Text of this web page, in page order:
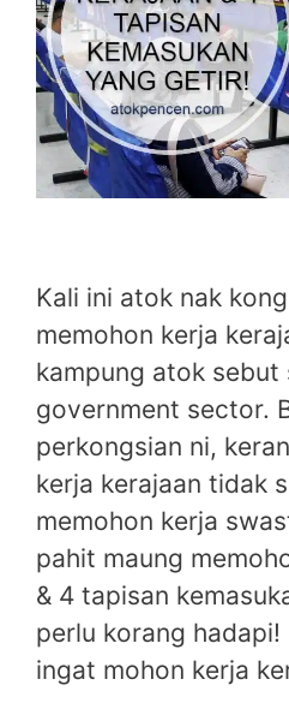
Kali ini atok nak
memohon kerja
kampung atok sebut
government sector.
perkongsian ni,
kerja kerajaan tidak
memohon kerja
pahit maung
& 4 tapisan
perlu korang hadapi!
ingat mohon kerja